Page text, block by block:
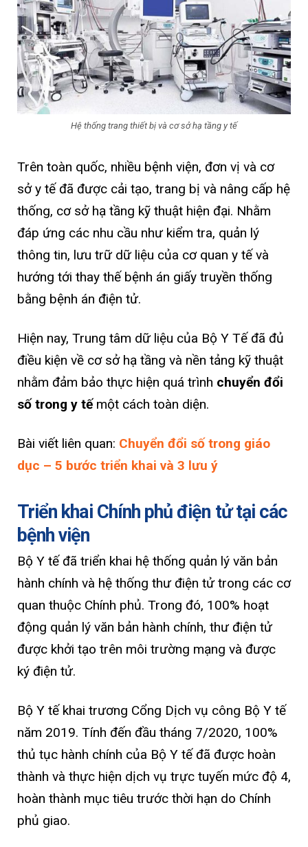
Hệ thống trang thiết bị và cơ sở hạ tầng y tế
Trên toàn quốc, nhiều bệnh viện, đơn vị và cơ
sở y tế đã được cải tạo, trang bị và nâng cấp hệ
thống, cơ sở hạ tầng kỹ thuật hiện đại. Nhằm
đáp ứng các nhu cầu như kiểm tra, quản lý
thông tin, lưu trữ dữ liệu của cơ quan y tế và
hướng tới thay thế bệnh án giấy truyền thống
bằng bệnh án điện tử.
Hiện nay, Trung tâm dữ liệu của Bộ Y Tế đã đủ
điều kiện về cơ sở hạ tầng và nền tảng kỹ thuật
nhằm đảm bảo thực hiện quá trình chuyển đổi
số trong y tế một cách toàn diện.
Bài viết liên quan: Chuyển đổi số trong giáo
dục – 5 bước triển khai và 3 lưu ý
Triển khai Chính phủ điện tử tại các
bệnh viện
Bộ Y tế đã triển khai hệ thống quản lý văn bản
hành chính và hệ thống thư điện tử trong các cơ
quan thuộc Chính phủ. Trong đó, 100% hoạt
động quản lý văn bản hành chính, thư điện tử
được khởi tạo trên môi trường mạng và được
ký điện tử.
Bộ Y tế khai trương Cổng Dịch vụ công Bộ Y tế
năm 2019. Tính đến đầu tháng 7/2020, 100%
thủ tục hành chính của Bộ Y tế đã được hoàn
thành và thực hiện dịch vụ trực tuyến mức độ 4,
hoàn thành mục tiêu trước thời hạn do Chính
phủ giao.